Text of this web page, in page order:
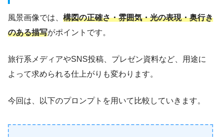
風景画像では、 構図の正確さ・雰囲気・光の表現・奥行き
のある描写がポイントです。
旅行系メディアやSNS投稿、プレゼン資料など、用途に
よって求められる仕上がりも変わります。
今回は、以下のプロンプトを用いて比較していきます。